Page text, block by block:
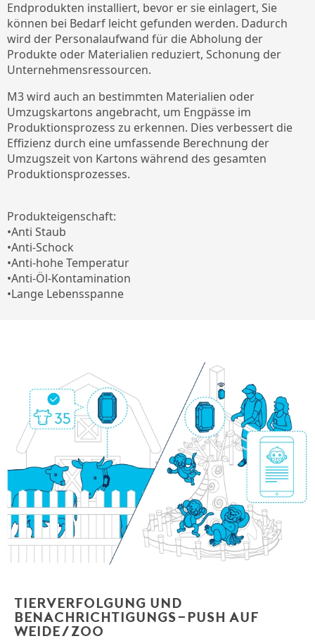
Endprodukten installiert, bevor er sie einlagert, Sie
können bei Bedarf leicht gefunden werden. Dadurch
wird der Personalaufwand für die Abholung der
Produkte oder Materialien reduziert, Schonung der
Unternehmensressourcen.
M3 wird auch an bestimmten Materialien oder
Umzugskartons angebracht, um Engpässe im
Produktionsprozess zu erkennen. Dies verbessert die
Effizienz durch eine umfassende Berechnung der
Umzugszeit von Kartons während des gesamten
Produktionsprozesses.
Produkteigenschaft:
•Anti Staub
•Anti-Schock
•Anti-hohe Temperatur
•Anti-Öl-Kontamination
•Lange Lebensspanne
Tierverfolgung und
Benachrichtigungs-Push auf
Weide/Zoo